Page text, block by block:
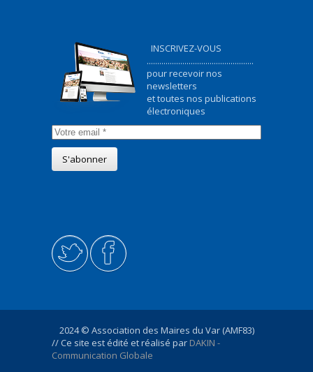
INSCRIVEZ-VOUS
...................................................
pour recevoir nos
newsletters
et toutes nos publications
électroniques
2024 © Association des Maires du Var (AMF83)
// Ce site est édité et réalisé par DAKIN -
Communication Globale